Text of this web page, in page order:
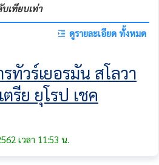
บเทียบเท่า
ดูรายละเอียด ทั้งหมด
ทัวร์เยอรมัน สโลวา
รีย ยุโรป เชค
เวลา 11:53 น.